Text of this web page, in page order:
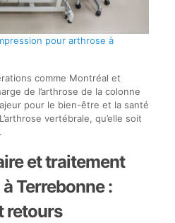
pour arthrose à
comme Montréal et
de l’arthrose de la colonne
pour le bien-être et la santé
vertébrale, qu’elle soit
et traitement
Terrebonne :
retours